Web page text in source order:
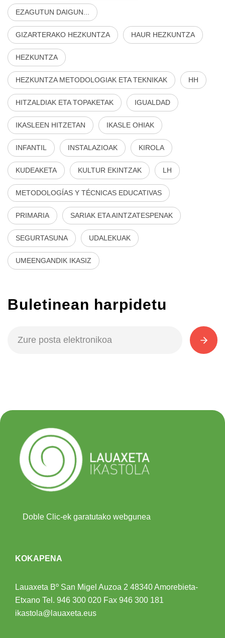
EZAGUTUN DAIGUN...
GIZARTERAKO HEZKUNTZA HAUR HEZKUNTZA
HEZKUNTZA
HEZKUNTZA METODOLOGIAK ETA TEKNIKAK HH
HITZALDIAK ETA TOPAKETAK IGUALDAD
IKASLEEN HITZETAN IKASLE OHIAK
INFANTIL INSTALAZIOAK KIROLA
KUDEAKETA KULTUR EKINTZAK LH
METODOLOGÍAS Y TÉCNICAS EDUCATIVAS
PRIMARIA SARIAK ETA AINTZATESPENAK
SEGURTASUNA UDALEKUAK
UMEENGANDIK IKASIZ
Buletinean harpidetu
Doble Clic-ek garatutako webgunea
KOKAPENA
Lauaxeta Bº San Migel Auzoa 2 48340 Amorebieta-
Etxano Tel. 946 300 020 Fax 946 300 181
ikastola@lauaxeta.eus